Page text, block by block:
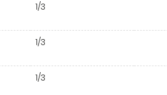
1/3
1/3
1/3